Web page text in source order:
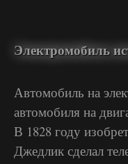
Электромобиль
Автомобиль на
автомобиля на
В 1828 году
Джедлик сделал